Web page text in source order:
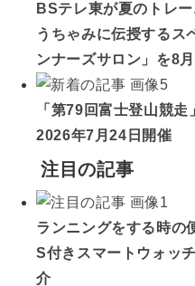
BSテレ東が夏のトレ
うちゃみに伝授するス
ンナーズサロン」を8
「第79回富士登山競
2026年7月24日開催
注目の記事
ランニングをする時の
S付きスマートウォッ
介